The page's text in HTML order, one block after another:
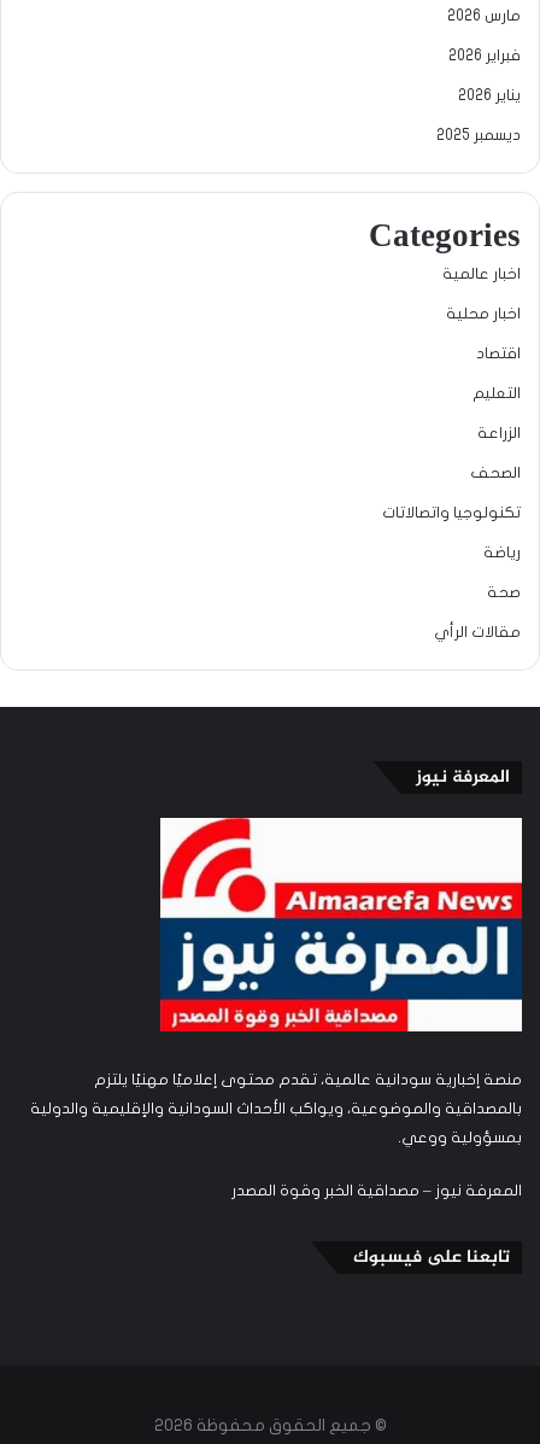
مارس 2026
فبراير 2026
يناير 2026
ديسمبر 2025
Categories
اخبار عالمية
اخبار محلية
اقتصاد
التعليم
الزراعة
الصحف
تكنولوجيا واتصالاتات
رياضة
صحة
مقالات الرأي
المعرفة نيوز
منصة إخبارية سودانية عالمية، تقدم محتوى إعلاميًا مهنيًا يلتزم
بالمصداقية والموضوعية، ويواكب الأحداث السودانية والإقليمية والدولية
بمسؤولية ووعي.
المعرفة نيوز – مصداقية الخبر وقوة المصدر
تابعنا على فيسبوك
© جميع الحقوق محفوظة 2026